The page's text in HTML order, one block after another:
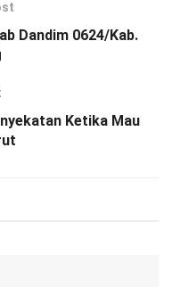
Dandim 0624/Kab.
Ketika Mau